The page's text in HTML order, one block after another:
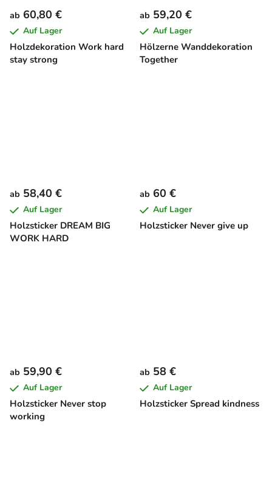
Holzdekoration Work hard
stay strong
ab 60,80 €
Auf Lager
Hölzerne Wanddekoration
Together
ab 59,20 €
Auf Lager
Holzsticker DREAM BIG
WORK HARD
ab 58,40 €
Auf Lager
Holzsticker Never give up
ab 60 €
Auf Lager
Holzsticker Never stop
working
ab 59,90 €
Auf Lager
Holzsticker Spread kindness
ab 58 €
Auf Lager